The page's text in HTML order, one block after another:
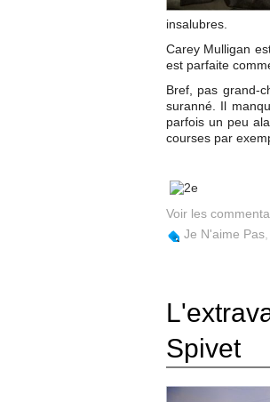
insalubres.
Carey Mulligan
est parfaite
Bref, pas grand-
suranné. Il
parfois un peu
courses par
Voir les
Je N'aime Pas
Spivet